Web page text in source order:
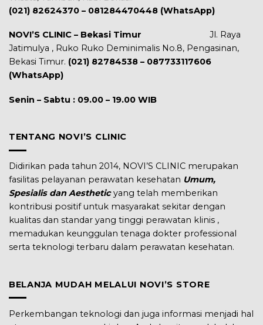
(021) 82624370 – 081284470448 (WhatsApp)
NOVI’S CLINIC – Bekasi Timur Jl. Raya
Jatimulya , Ruko Ruko Deminimalis No.8, Pengasinan,
Bekasi Timur. (021) 82784538 – 087733117606
(WhatsApp)
Senin – Sabtu : 09.00 – 19.00 WIB
TENTANG NOVI’S CLINIC
Didirikan pada tahun 2014, NOVI’S CLINIC merupakan
fasilitas pelayanan perawatan kesehatan Umum,
Spesialis dan Aestheticyang telah memberikan
kontribusi positif untuk masyarakat sekitar dengan
kualitas dan standar yang tinggi perawatan klinis ,
memadukan keunggulan tenaga dokter professional
serta teknologi terbaru dalam perawatan kesehatan.
BELANJA MUDAH MELALUI NOVI’S STORE
Perkembangan teknologi dan juga informasi menjadi hal